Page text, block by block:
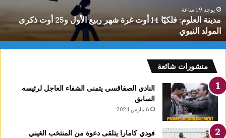
ربيع
الأول
و25
أوت
ذكرى
المولد
النبوي
يوجد 19 ساعة
مدينة العلوم: فلكيًا 14 أوت غرة شهر ربيع الأول و25 أوت ذكرى
المولد النبوي
منشورات شائعة
النادي الصفاقسي يتمنى الشفاء العاجل لرئيسه
السابق
6 مارس 2024
فودي كامارا يتلقى دعوة من المنتخب الغيني